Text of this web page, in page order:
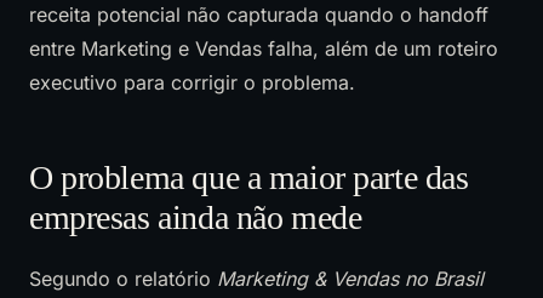
receita potencial não capturada quando o handoff
entre Marketing e Vendas falha, além de um roteiro
executivo para corrigir o problema.
O problema que a maior parte das
empresas ainda não mede
Segundo o relatório Marketing & Vendas no Brasil